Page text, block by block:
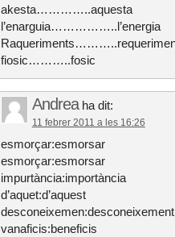
akesta…………..aquesta
l’enarguia……………..l’energia
fiosic………..fosic
Andrea ha dit:
11 febrer 2011 a les 16:26
esmorçar:esmorsar
esmorçar:esmorsar
impurtància:importància
d’aquet:d’aquest
desconeixemen:desconeixement
vanaficis:beneficis